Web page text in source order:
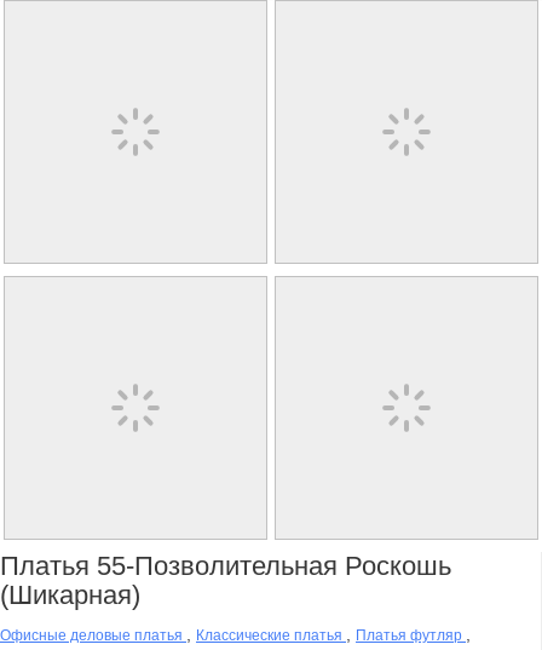
Платья 55-Позволительная Роскошь
(шикарная)
Офисные деловые платья Классические платья Платья футляр